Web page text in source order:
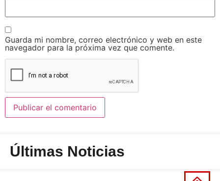
Guarda mi nombre, correo electrónico y web en este
navegador para la próxima vez que comente.
Últimas Noticias